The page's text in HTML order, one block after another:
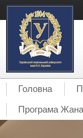
Головна
Програма